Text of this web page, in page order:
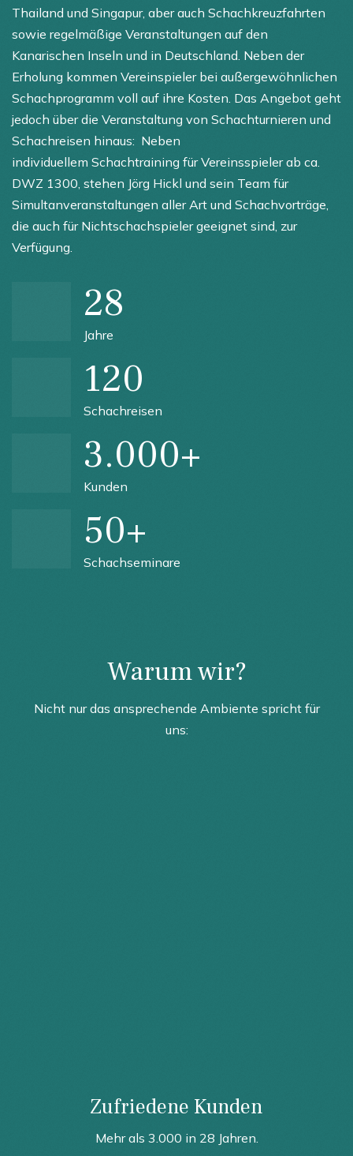
Thailand und Singapur, aber auch Schachkreuzfahrten
sowie regelmäßige Veranstaltungen auf den
Kanarischen Inseln und in Deutschland. Neben der
Erholung kommen Vereinspieler bei außergewöhnlichen
Schachprogramm voll auf ihre Kosten. Das Angebot geht
jedoch über die Veranstaltung von Schachturnieren und
Schachreisen hinaus: Neben
individuellem Schachtraining für Vereinsspieler ab ca.
DWZ 1300, stehen Jörg Hickl und sein Team für
Simultanveranstaltungen aller Art und Schachvorträge,
die auch für Nichtschachspieler geeignet sind, zur
Verfügung.
28
Jahre
120
Schachreisen
3.000+
Kunden
50+
Schachseminare
Warum wir?
Nicht nur das ansprechende Ambiente spricht für
uns:
Zufriedene Kunden
Mehr als 3.000 in 28 Jahren.